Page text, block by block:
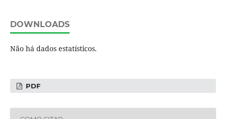
DOWNLOADS
Não há dados estatísticos.
PDF